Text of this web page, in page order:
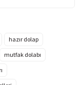
hazır dolap
mutfak dolabı